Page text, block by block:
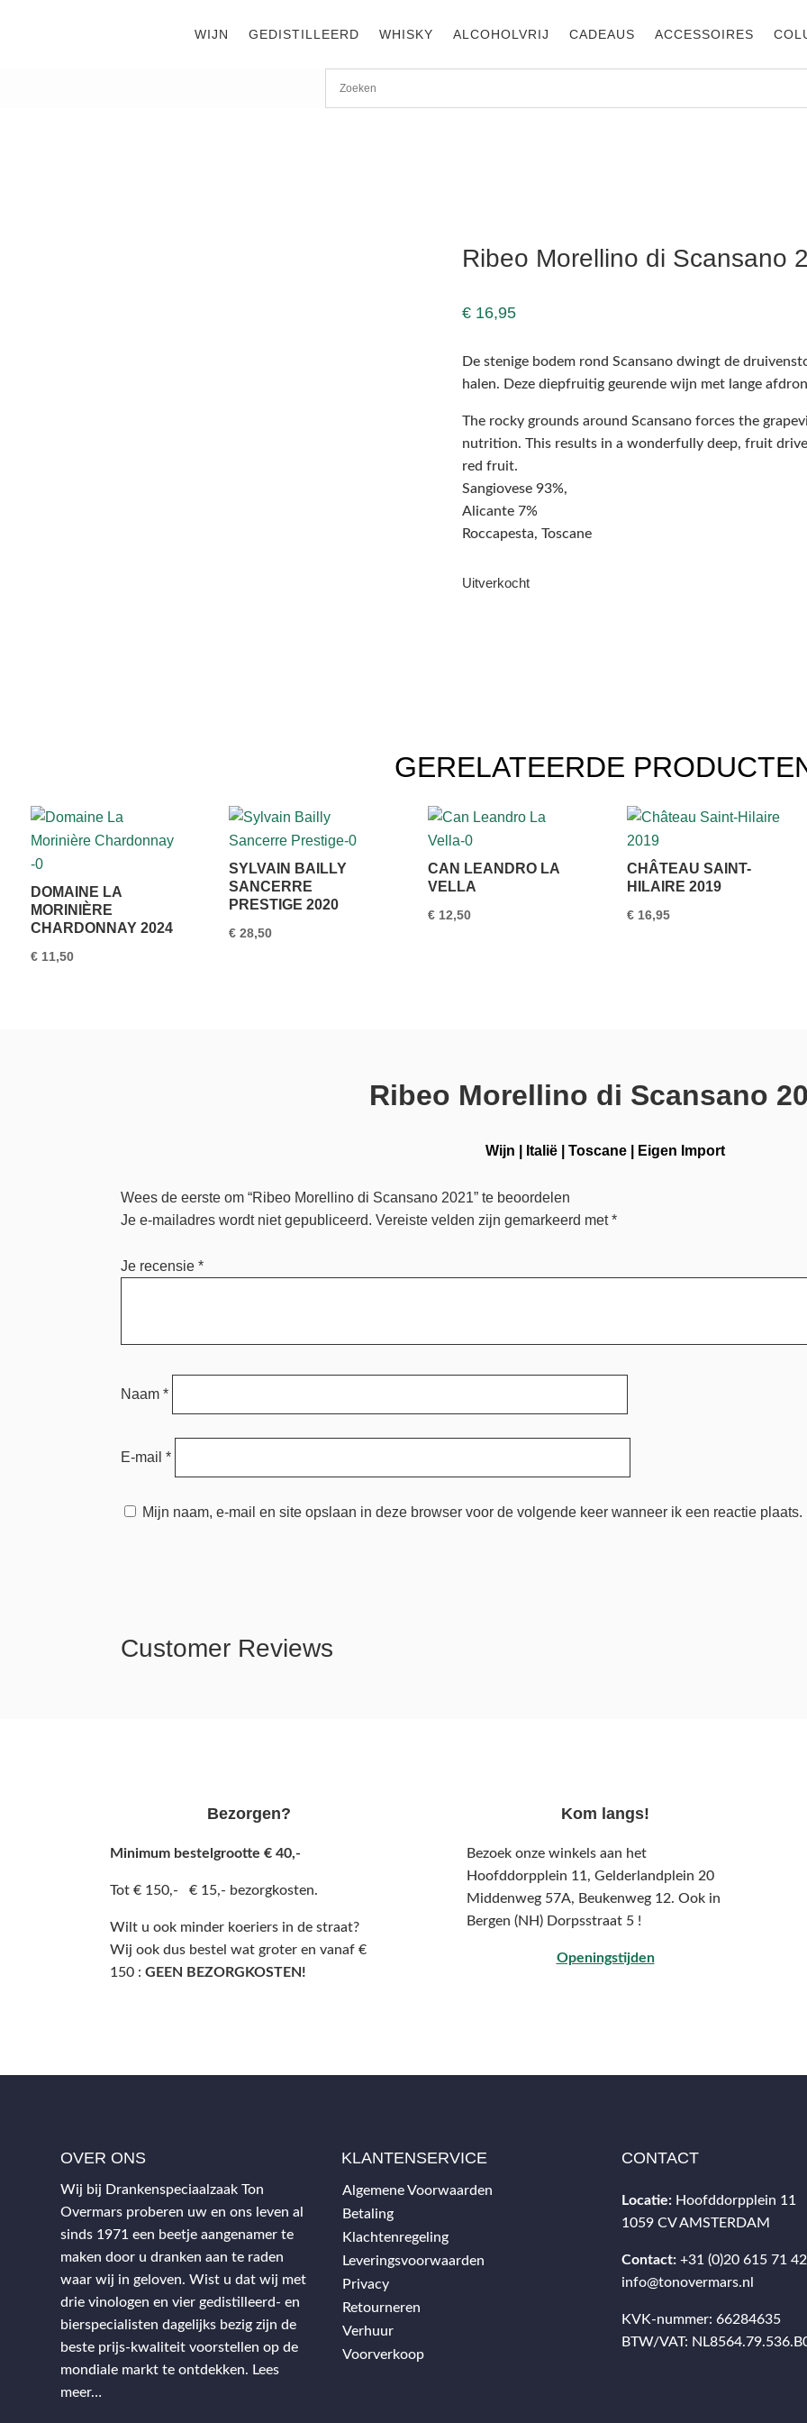
WIJN GEDISTILLEERD WHISKY ALCOHOLVRIJ CADEAUS ACCESSOIRES
Ribeo Morellino di Scansano
€16,95
De stenige bodem rond Scansano dwingt de
halen. Deze diepfruitig geurende wijn met lange
The rocky grounds around Scansano forces the
nutrition. This results in a wonderfully deep, fruit
red fruit.
Sangiovese 93%,
Alicante 7%
Roccapesta, Toscane
Uitverkocht
GERELATEERDE
DOMAINE LA
MORINIÈRE
CHARDONNAY 2024
€11,50
SYLVAIN BAILLY
SANCERRE
PRESTIGE 2020
€ 28,50
CAN LEANDRO LA
VELLA
€ 12,50
CHÂTEAU SAINT-
HILAIRE 2019
€ 16,95
Ribeo Morellino di Scansano
Wijn Italië Toscane Eigen Import
Wees de eerste om “Ribeo Morellino di Scansano 2021” te beoordelen
Je e-mailadres wordt niet gepubliceerd. Vereiste velden zijn gemarkeerd met*
Je recensie*
Naam*
E-mail*
Mijn naam, e-mail en site opslaan in deze browser voor de volgende keer wanneer ik een reactie plaats.
Customer Reviews
Bezorgen?
Minimum bestelgrootte € 40,-
Tot € 150,- € 15,- bezorgkosten.
Wilt u ook minder koeriers in de straat?
Wij ook dus bestel wat groter en vanaf €
150 : GEEN BEZORGKOSTEN!
Kom langs!
Bezoek onze winkels aan het
Hoofddorpplein 11, Gelderlandplein 20
Middenweg 57A, Beukenweg 12. Ook in
Bergen (NH) Dorpsstraat 5 !
Openingstijden
OVER ONS
Wij bij Drankenspeciaalzaak Ton
Overmars proberen uw en ons leven al
sinds 1971 een beetje aangenamer te
maken door u dranken aan te raden
waar wij in geloven. Wist u dat wij met
drie vinologen en vier gedistilleerd- en
bierspecialisten dagelijks bezig zijn de
beste prijs-kwaliteit voorstellen op de
mondiale markt te ontdekken. Lees
meer…
KLANTENSERVICE
Algemene Voorwaarden
Betaling
Klachtenregeling
Leveringsvoorwaarden
Privacy
Retourneren
Verhuur
Voorverkoop
CONTACT
Locatie: Hoofddorpplein 11
1059 CV AMSTERDAM
Contact: +31 (0)20 615 71 42
info@tonovermars.nl
KVK-nummer: 66284635
BTW/VAT: